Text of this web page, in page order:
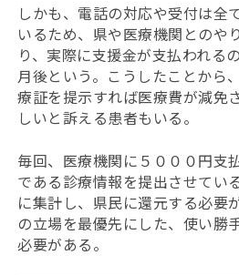
しかも、電話の対応や受付は全
いるため、県や医療機関とのや
り、実際に支援金が支払われる
月後という。こうしたことから
療証を提示すれば医療費が減免
しいと訴える患者もいる。
毎回、医療機関に５０００円支
である診療情報を提出させてい
に集計し、県民に還元する必要
の立場を最優先にした、使い勝
必要がある。